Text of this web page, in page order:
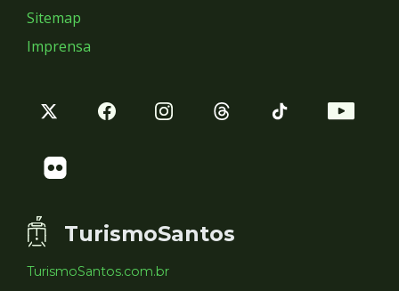
Sitemap
Imprensa
TurismoSantos
TurismoSantos.com.br